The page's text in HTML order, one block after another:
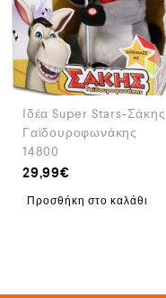
Ιδέα Super Stars-Σάκης
Γαϊδουροφωνάκης
14800
29,99€
Προσθήκη στο καλάθι